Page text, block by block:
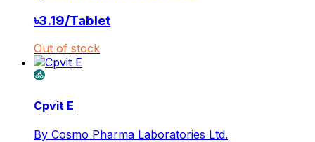
৳3.19/Tablet
Out of stock
Cpvit E
By Cosmo Pharma Laboratories Ltd.